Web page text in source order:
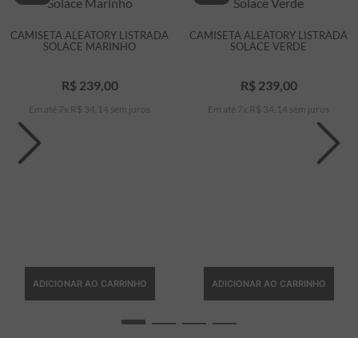
CAMISETA ALEATORY LISTRADA
SOLACE MARINHO
R$ 239,00
Em até 7 x R$ 34 14 sem juros
ADICIONAR AO CARRINHO
CAMISETA ALEATORY LISTRADA
SOLACE VERDE
R$ 239,00
Em até 7 x R$ 34 14 sem juros
ADICIONAR AO CARRINHO